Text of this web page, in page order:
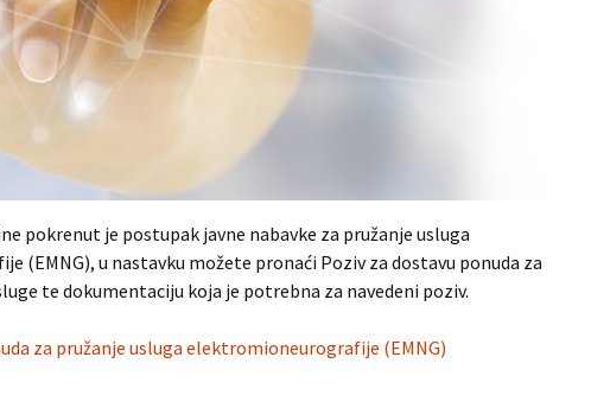
pokrenut je postupak javne nabavke za pružanje usluga
(EMNG), u nastavku možete pronaći Poziv za dostavu ponuda za
te dokumentaciju koja je potrebna za navedeni poziv.
za pružanje usluga elektromioneurografije (EMNG)